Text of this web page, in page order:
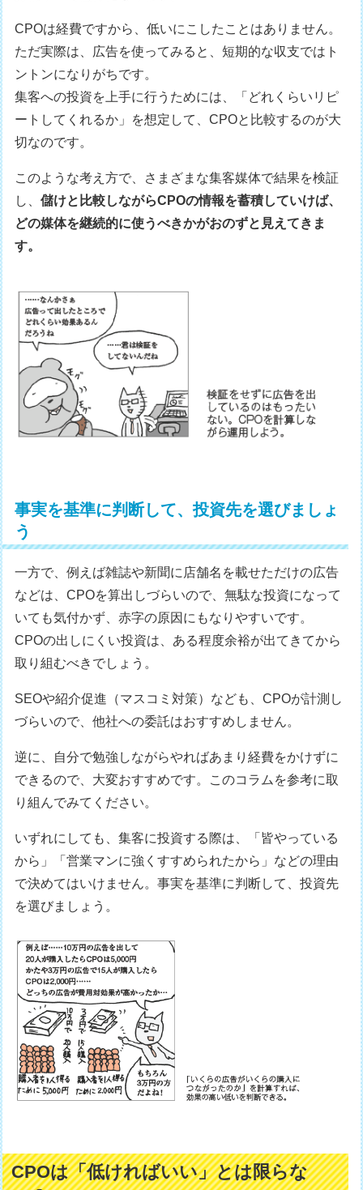
CPOは経費ですから、低いにこしたことはありません。
ただ実際は、広告を使ってみると、短期的な収支ではト
ントンになりがちです。
集客への投資を上手に行うためには、「どれくらいリピ
ートしてくれるか」を想定して、CPOと比較するのが大
切なのです。
このような考え方で、さまざまな集客媒体で結果を検証
し、儲けと比較しながらCPOの情報を蓄積していけば、
どの媒体を継続的に使うべきかがおのずと見えてきま
す。
事実を基準に判断して、投資先を選びましょ
う
一方で、例えば雑誌や新聞に店舗名を載せただけの広告
などは、CPOを算出しづらいので、無駄な投資になって
いても気付かず、赤字の原因にもなりやすいです。
CPOの出しにくい投資は、ある程度余裕が出てきてから
取り組むべきでしょう。
SEOや紹介促進（マスコミ対策）なども、CPOが計測し
づらいので、他社への委託はおすすめしません。
逆に、自分で勉強しながらやればあまり経費をかけずに
できるので、大変おすすめです。このコラムを参考に取
り組んでみてください。
いずれにしても、集客に投資する際は、「皆やっている
から」「営業マンに強くすすめられたから」などの理由
で決めてはいけません。事実を基準に判断して、投資先
を選びましょう。
CPOは「低ければいい」とは限らな